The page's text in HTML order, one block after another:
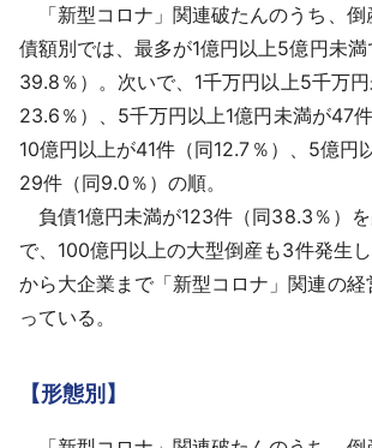
「新型コロナ」関連破たんのうち、倒
債額別では、最多が1億円以上5億円未
39.8％）。次いで、1千万円以上5千万
23.6％）、5千万円以上1億円未満が47件
10億円以上が41件（同12.7％）、5億円
29件（同9.0％）の順。
負債1億円未満が123件（同38.3％）
で、100億円以上の大型倒産も3件発生
から大企業まで「新型コロナ」関連の
っている。
【形態別】